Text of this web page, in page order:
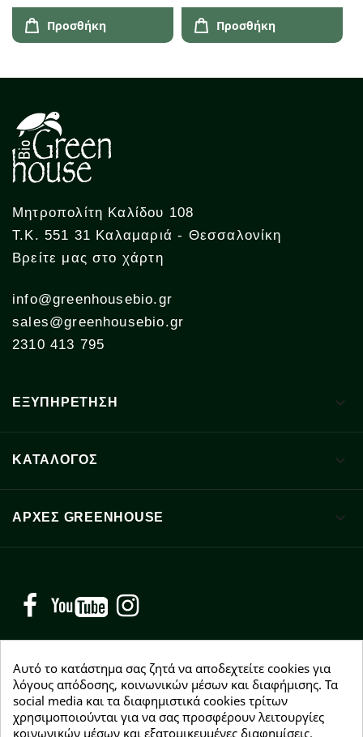
Προσθήκη Προσθήκη
Μητροπολίτη Καλίδου 108
Τ.Κ. 551 31 Καλαμαριά - Θεσσαλονίκη
Βρείτε μας στο χάρτη
info@greenhousebio.gr
sales@greenhousebio.gr
2310 413 795
ΕΞΥΠΗΡΕΤΗΣΗ 
ΚΑΤΑΛΟΓΟΣ 
ΑΡΧΈΣ GREENHOUSE 
Facebook YouTube
NEWSLETTER
Εγγραφείτε δωρεάν και θα είστε οι πρώτοι που θα
Αυτό το κατάστημα σας ζητά να αποδεχτείτε cookies για
λόγους απόδοσης, κοινωνικών μέσων και διαφήμισης. Τα
social media και τα διαφημιστικά cookies τρίτων
χρησιμοποιούνται για να σας προσφέρουν λειτουργίες
κοινωνικών μέσων και εξατομικευμένες διαφημίσεις.